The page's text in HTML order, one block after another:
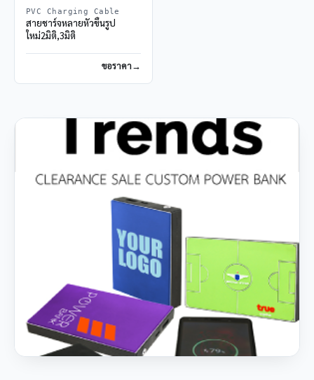
PVC Charging Cable
สายชาร์จหลายหัวขึ้นรูป
ใหม่2มิติ,3มิติ
ขอราคา